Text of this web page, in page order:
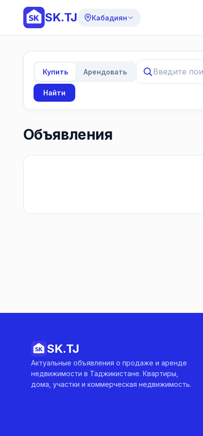
SK.TJ Кабадиян
Купить Арендовать
Найти
Объявления
SK.TJ
Актуальные объявления о продаже и аренде
недвижимости в Таджикистане. Квартиры,
дома, участки и коммерческая недвижимость.